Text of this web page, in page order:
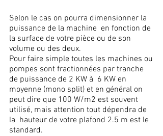
Selon le cas on pourra dimensionner la
puissance de la machine en fonction de
la surface de votre pièce ou de son
volume ou des deux.
Pour faire simple toutes les machines ou
pompes sont fractionnées par tranche
de puissance de 2 KW à 6 KW en
moyenne (mono split) et en général on
peut dire que 100 W/m2 est souvent
utilisé, mais attention tout dépendra de
la hauteur de votre plafond 2.5 m est le
standard.